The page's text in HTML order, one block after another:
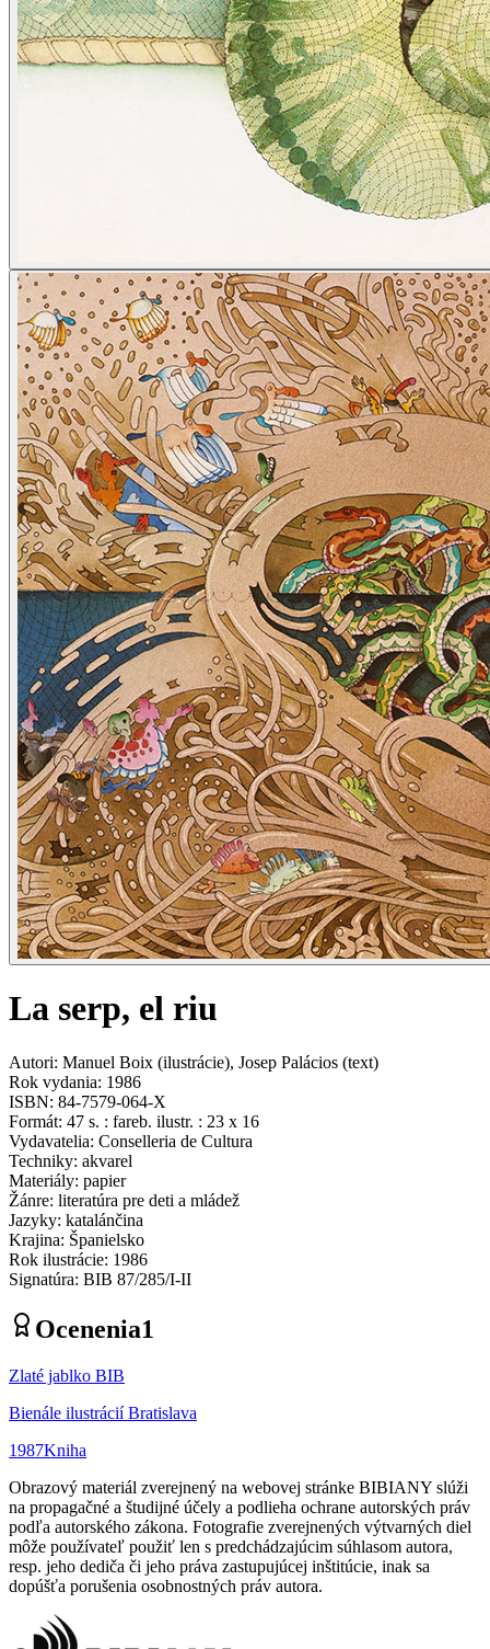
La serp, el riu
Autori: Manuel Boix (ilustrácie), Josep Palácios (text)
Rok vydania: 1986
ISBN: 84-7579-064-X
Formát: 47 s. : fareb. ilustr. : 23 x 16
Vydavatelia: Conselleria de Cultura
Techniky: akvarel
Materiály: papier
Žánre: literatúra pre deti a mládež
Jazyky: katalánčina
Krajina: Španielsko
Rok ilustrácie: 1986
Signatúra: BIB 87/285/I-II
Ocenenia1
Zlaté jablko BIB
Bienále ilustrácií Bratislava
1987Kniha
Obrazový materiál zverejnený na webovej stránke BIBIANY slúži
na propagačné a študijné účely a podlieha ochrane autorských práv
podľa autorského zákona. Fotografie zverejnených výtvarných diel
môže používateľ použiť len s predchádzajúcim súhlasom autora,
resp. jeho dediča či jeho práva zastupujúcej inštitúcie, inak sa
dopúšťa porušenia osobnostných práv autora.